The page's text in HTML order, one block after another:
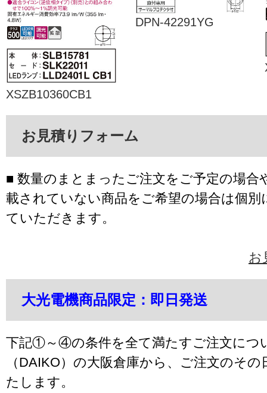
XSZB10360CB1
DPN-42291YG
お見積りフォーム
■ 数量のまとまったご注文をご予定の場合
載されていない商品をご希望の場合は個別
ていただきます。
お
大光電機商品限定：即日発送
下記①～④の条件を全て満たすご注文につ
（DAIKO）の大阪倉庫から、ご注文のそ
たします。